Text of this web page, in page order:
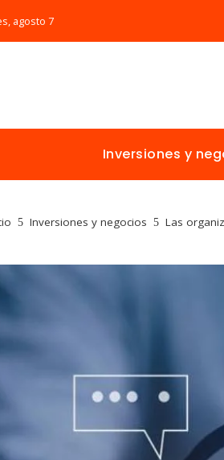
agosto 7
Inversiones y
Inversiones y negocios Las